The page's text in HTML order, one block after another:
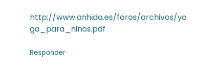
http://www.anhida.es/foros/archivos/yo
ga_para_ninos.pdf
Responder